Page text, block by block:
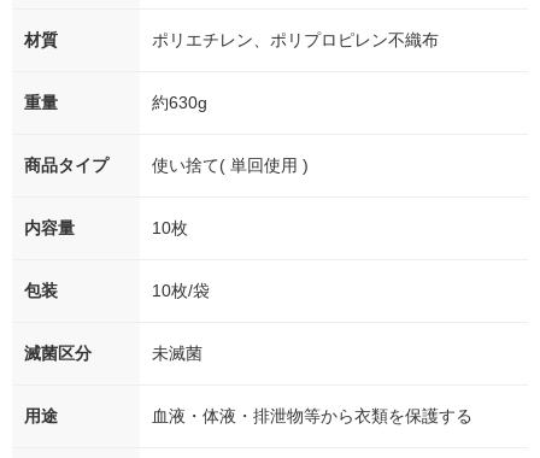
材質 ポリエチレン、ポリプロピレン不織布
重量 約630g
商品タイプ 使い捨て( 単回使用 )
内容量 10枚
包装 10枚/袋
滅菌区分 未滅菌
用途 血液・体液・排泄物等から衣類を保護する